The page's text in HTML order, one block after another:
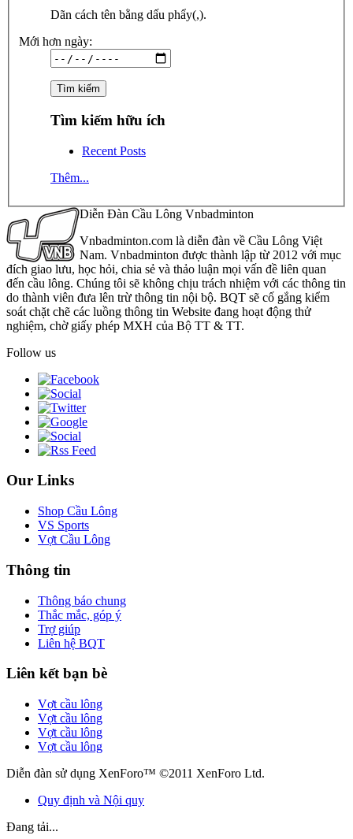
Dãn cách tên bằng dấu phẩy(,).
Mới hơn ngày:
Tìm kiếm hữu ích
Recent Posts
Thêm...
Diễn Đàn Cầu Lông Vnbadminton
Vnbadminton.com là diễn đàn về Cầu Lông Việt
Nam. Vnbadminton được thành lập từ 2012 với mục
đích giao lưu, học hỏi, chia sẻ và thảo luận mọi vấn đề liên quan
đến cầu lông. Chúng tôi sẽ không chịu trách nhiệm với các thông tin
do thành viên đưa lên trừ thông tin nội bộ. BQT sẽ cố gắng kiểm
soát chặt chẽ các luồng thông tin Website đang hoạt động thử
nghiệm, chờ giấy phép MXH của Bộ TT & TT.
Follow us
Our Links
Shop Cầu Lông
VS Sports
Vợt Cầu Lông
Thông tin
Thông báo chung
Thắc mắc, góp ý
Trợ giúp
Liên hệ BQT
Liên kết bạn bè
Vợt cầu lông
Vợt cầu lông
Vợt cầu lông
Vợt cầu lông
Diễn đàn sử dụng XenForo™ ©2011 XenForo Ltd.
Quy định và Nội quy
Đang tải...